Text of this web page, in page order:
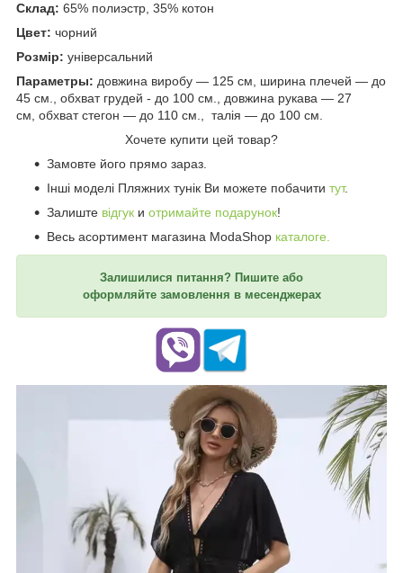
Склад: 65% полиэстр, 35% котон
Цвет: чорний
Розмір: універсальний
Параметры: довжина виробу — 125 см, ширина плечей — до
45 см., обхват грудей - до 100 см., довжина рукава — 27
см, обхват стегон — до 110 см., талія — до 100 см.
Хочете купити цей товар?
Замовте його прямо зараз.
Інші моделі Пляжних тунік Ви можете побачити тут.
Залиште відгук и отримайте подарунок!
Весь асортимент магазина ModaShop каталоге.
Залишилися питання? Пишите або
оформляйте замовлення в месенджерах